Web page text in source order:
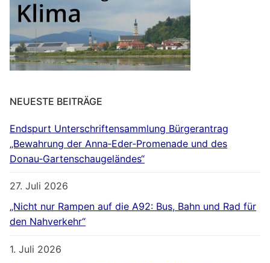
NEUESTE BEITRÄGE
Endspurt Unterschriftensammlung Bürgerantrag
„Bewahrung der Anna‐Eder‐Promenade und des
Donau‐Gartenschaugeländes“
27. Juli 2026
„Nicht nur Rampen auf die A92: Bus, Bahn und Rad für
den Nahverkehr“
1. Juli 2026